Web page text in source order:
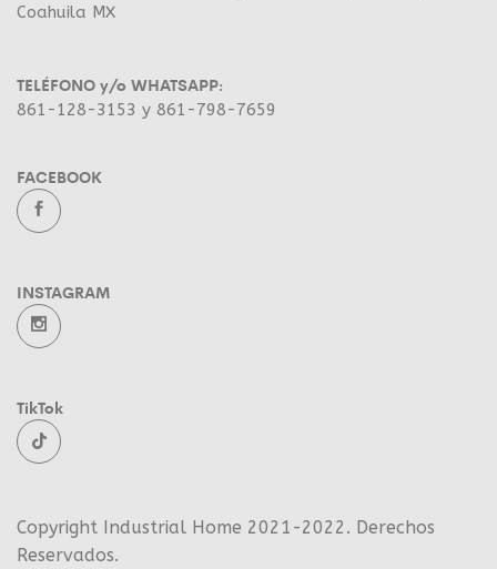
Coahuila MX
TELÉFONO y/o WHATSAPP:
861-128-3153 y 861-798-7659
FACEBOOK
INSTAGRAM
TikTok
Copyright Industrial Home 2021-2022. Derechos
Reservados.